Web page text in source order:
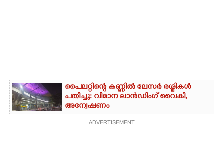
പൈലറ്റിന്റെ കണ്ണിൽ ലേസർ രശ്മികൾ
പതിച്ചു: വിമാന ലാൻഡിംഗ് വൈകി,
അന്വേഷണം
ADVERTISEMENT